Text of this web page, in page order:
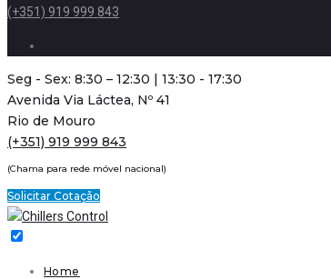
(+351) 919 999 843
Seg - Sex: 8:30 – 12:30 | 13:30 - 17:30
Avenida Via Láctea, Nº 41
Rio de Mouro
(+351) 919 999 843
(Chama para rede móvel nacional)
Solicitar Cotação
Home